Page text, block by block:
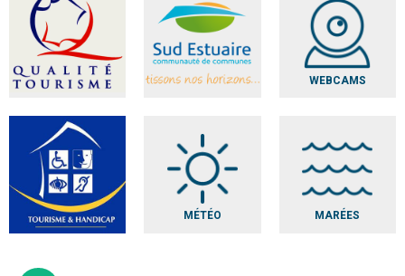
WEBCAMS
MÉTÉO MARÉES